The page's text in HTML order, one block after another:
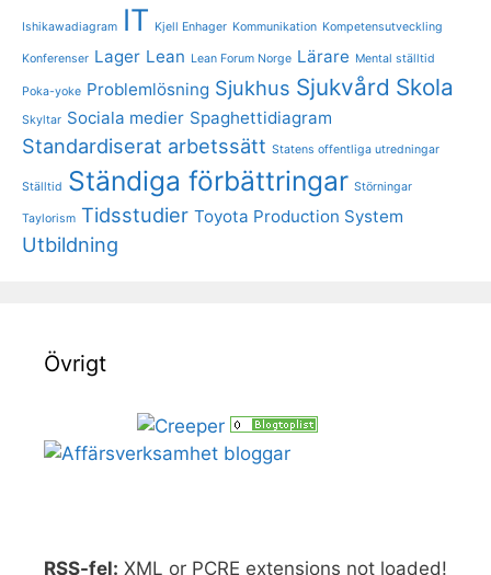
Ishikawadiagram IT Kjell Enhager Kommunikation Kompetensutveckling
Konferenser Lager Lean Lean Forum Norge Lärare Mental ställtid
Poka-yoke Problemlösning Sjukhus Sjukvård Skola
Skyltar Sociala medier Spaghettidiagram
Standardiserat arbetssätt Statens offentliga utredningar
Ställtid Ständiga förbättringar Störningar
Taylorism Tidsstudier Toyota Production System
Utbildning
Övrigt
RSS-fel: XML or PCRE extensions not loaded!